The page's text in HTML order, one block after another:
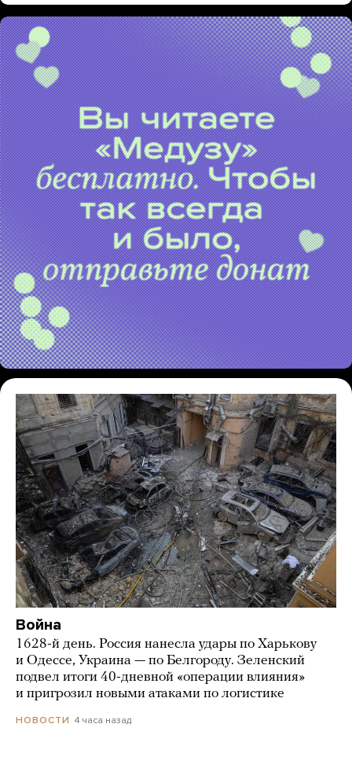
Война
1628-й день. Россия нанесла удары по Харькову
и Одессе, Украина — по Белгороду. Зеленский
подвел итоги 40-дневной «операции влияния»
и пригрозил новыми атаками по логистике
НОВОСТИ 4 часа назад